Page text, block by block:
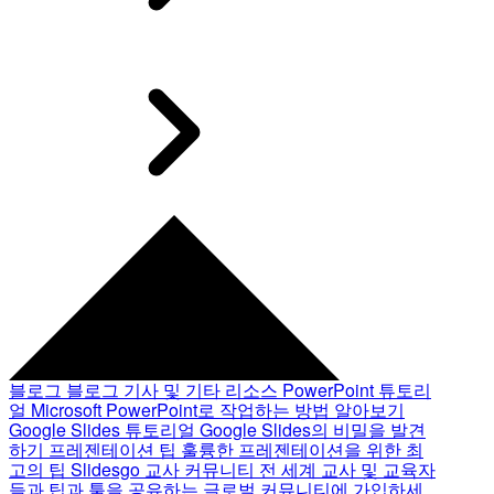
블로그 블로그 기사 및 기타 리소스 PowerPoint 튜토리
얼 Microsoft PowerPoint로 작업하는 방법 알아보기
Google Slides 튜토리얼 Google Slides의 비밀을 발견
하기 프레젠테이션 팁 훌륭한 프레젠테이션을 위한 최
고의 팁 Slidesgo 교사 커뮤니티 전 세계 교사 및 교육자